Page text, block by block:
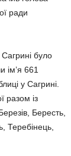
ради
було
ім’я 661
у Сагрині.
разом із
Бересть,
Теребінець,